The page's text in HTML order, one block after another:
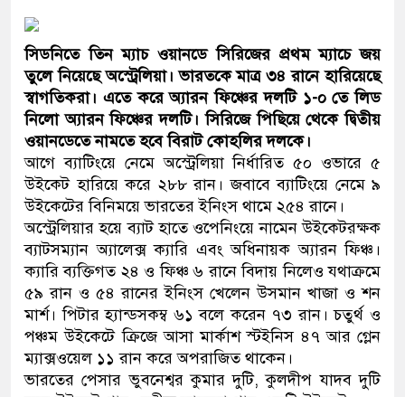
সিল-স্বাক্ষর জালিয়াতি চক্রের পাঁচ
উদ্ধার
জনগণ পরিবর্তন চেয়েছে বলেই
প্রধানমন্ত্রী
মিরপুর মডেল থানার অভিযানে
মাদক কারবারি গ্রেফতার
২৮ লাখ টাকার জাল নোটসহ
থানা পুলিশ
যেকোনো সময় বেনজীরের
সিডনিতে তিন ম্যাচ ওয়ানডে সিরিজের প্রথম ম্যাচে জয়
তুলে নিয়েছে অস্ট্রেলিয়া। ভারতকে মাত্র ৩৪ রানে হারিয়েছে
স্বাগতিকরা। এতে করে অ্যারন ফিঞ্চের দলটি ১-০ তে লিড
নিলো অ্যারন ফিঞ্চের দলটি। সিরিজে পিছিয়ে থেকে দ্বিতীয়
ওয়ানডেতে নামতে হবে বিরাট কোহলির দলকে।
আগে ব্যাটিংয়ে নেমে অস্ট্রেলিয়া নির্ধারিত ৫০ ওভারে ৫
উইকেট হারিয়ে করে ২৮৮ রান। জবাবে ব্যাটিংয়ে নেমে ৯
উইকেটের বিনিময়ে ভারতের ইনিংস থামে ২৫৪ রানে।
অস্ট্রেলিয়ার হয়ে ব্যাট হাতে ওপেনিংয়ে নামেন উইকেটরক্ষক
ব্যাটসম্যান অ্যালেক্স ক্যারি এবং অধিনায়ক অ্যারন ফিঞ্চ।
ক্যারি ব্যক্তিগত ২৪ ও ফিঞ্চ ৬ রানে বিদায় নিলেও যথাক্রমে
৫৯ রান ও ৫৪ রানের ইনিংস খেলেন উসমান খাজা ও শন
মার্শ। পিটার হ্যান্ডসকম্ব ৬১ বলে করেন ৭৩ রান। চতুর্থ ও
পঞ্চম উইকেটে ক্রিজে আসা মার্কাশ স্টইনিস ৪৭ আর গ্লেন
ম্যাক্সওয়েল ১১ রান করে অপরাজিত থাকেন।
ভারতের পেসার ভুবনেশ্বর কুমার দুটি, কুলদীপ যাদব দুটি